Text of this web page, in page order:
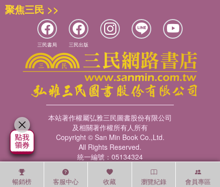
暢銷榜 客服中心 收藏 瀏覽紀錄 會員專區
聚焦三民 >>
三民書局 三民出版
本站著作權屬弘雅三民圖書股份有限公司
及相關著作權所有人所有
Copyright © San Min Book Co.,Ltd.
All Rights Reserved.
統一編號：05134324